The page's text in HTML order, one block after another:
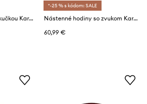
Nástenné hodiny s kukučkou Karlsson Tweet 42 cm
*-25 % s kódom: SALE
Nástenné hodiny so zvukom Karlsson Siting Cat 26 x 29 cm
60,99 €